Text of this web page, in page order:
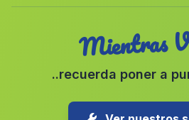
Mientras
..recuerda poner a